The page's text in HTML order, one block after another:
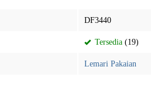
DF3440
Tersedia (19)
Lemari Pakaian